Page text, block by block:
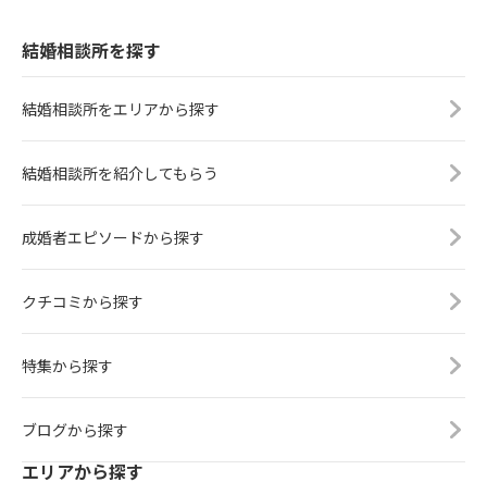
結婚相談所を探す
結婚相談所をエリアから探す
結婚相談所を紹介してもらう
成婚者エピソードから探す
クチコミから探す
特集から探す
ブログから探す
エリアから探す